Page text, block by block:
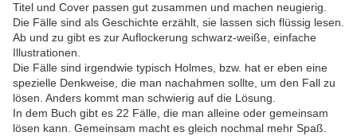
Titel und Cover passen gut zusammen und machen neugierig.
Die Fälle sind als Geschichte erzählt, sie lassen sich flüssig lesen.
Ab und zu gibt es zur Auflockerung schwarz-weiße, einfache
Illustrationen.
Die Fälle sind irgendwie typisch Holmes, bzw. hat er eben eine
spezielle Denkweise, die man nachahmen sollte, um den Fall zu
lösen. Anders kommt man schwierig auf die Lösung.
In dem Buch gibt es 22 Fälle, die man alleine oder gemeinsam
lösen kann. Gemeinsam macht es gleich nochmal mehr Spaß.